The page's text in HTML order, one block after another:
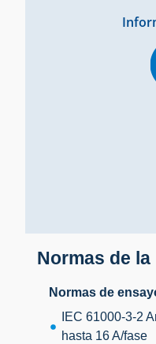
Normas de la
Normas de
IEC 61000-3-2
hasta 16 A/fase